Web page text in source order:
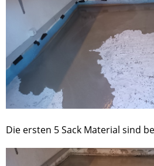
Die ersten 5 Sack Material sind